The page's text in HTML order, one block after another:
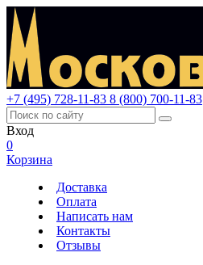
+7 (495) 728-11-83 8 (800) 700-11-83
Вход
0
Корзина
Доставка
Оплата
Написать нам
Контакты
Отзывы